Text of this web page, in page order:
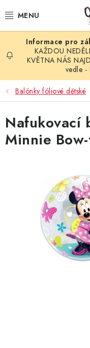
na
OSLAVA
STYLOVÁ PARTY
DEKORACE A
BALÓNKY
KARNEVALOVÉ
PARTY
SVATEBNÍ
BARVY NA
BLAHOPŘÁNÍ
DORTOVÉ
KAŽDOU
KVĚTNA NÁS
vedle -
Balónky fóliové dětské
Nafukovací
Minnie